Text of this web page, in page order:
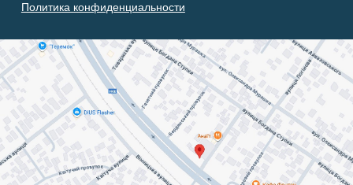
Политика конфиденциальности